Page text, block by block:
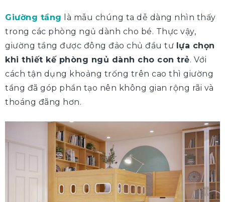
Giường tầng là mẫu chúng ta dễ dàng nhìn thấy
trong các phòng ngủ dành cho bé. Thực vậy,
giường tầng được đông đảo chủ đầu tư lựa chọn
khi thiết kế phòng ngủ dành cho con trẻ. Với
cách tận dụng khoảng trống trên cao thì giường
tầng đã góp phần tạo nên không gian rộng rãi và
thoáng đãng hơn.